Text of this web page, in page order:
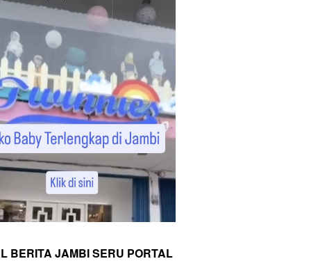
BERITA JAMBI SERU PORTAL